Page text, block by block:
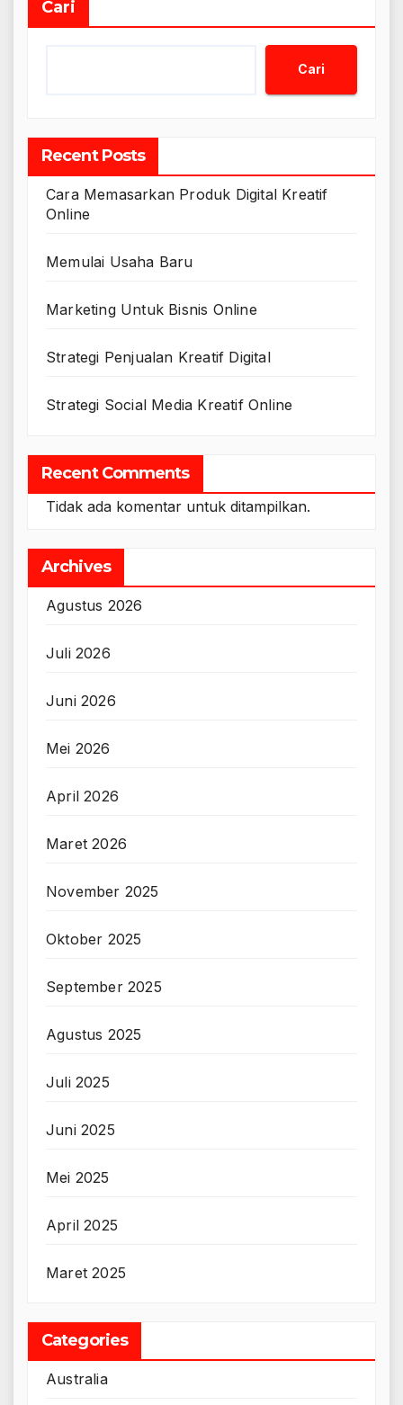
Cari
Cari
Recent Posts
Cara Memasarkan Produk Digital Kreatif
Online
Memulai Usaha Baru
Marketing Untuk Bisnis Online
Strategi Penjualan Kreatif Digital
Strategi Social Media Kreatif Online
Recent Comments
Tidak ada komentar untuk ditampilkan.
Archives
Agustus 2026
Juli 2026
Juni 2026
Mei 2026
April 2026
Maret 2026
November 2025
Oktober 2025
September 2025
Agustus 2025
Juli 2025
Juni 2025
Mei 2025
April 2025
Maret 2025
Categories
Australia